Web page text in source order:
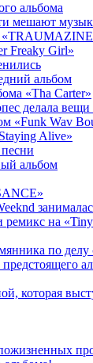
альбома
мешают
Freaky Girl»
альбом
«Tha Carter»
делала
«Funk Wav
Alive»
альбом
на
по делу
которая